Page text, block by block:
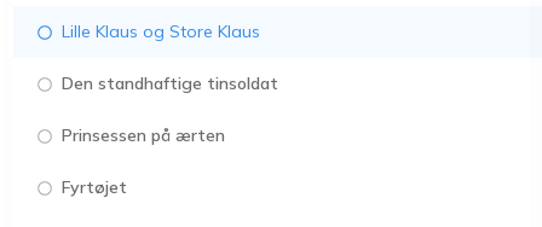
Lille Klaus og Store Klaus
Den standhaftige tinsoldat
Prinsessen på ærten
Fyrtøjet